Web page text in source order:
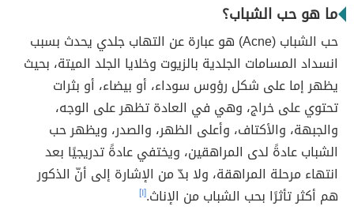
ما هو حب الشباب؟
حب الشباب (Acne) هو عبارة عن التهاب جلدي يحدث بسبب
انسداد المسامات الجلدية بالزيوت وخلايا الجلد الميتة، بحيث
يظهر إما على شكل رؤوس سوداء، أو بيضاء، أو بثرات
تحتوي على خراج، وهي في العادة تظهر على الوجه،
والجبهة، والأكتاف، وأعلى الظهر، والصدر، ويظهر حب
الشباب عادةً لدى المراهقين، ويختفي عادةً تدريجيًا بعد
انتهاء مرحلة المراهقة، ولا بدّ من الإشارة إلى أنّ الذكور
هم أكثر تأثرًا بحب الشباب من الإناث.[١]